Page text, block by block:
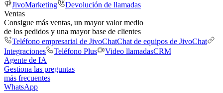
JivoMarketing
Devolución de llamadas
Ventas
Consigue más ventas, un mayor valor medio
de los pedidos y una mayor base de clientes
Teléfono empresarial de JivoChatChat de equipos de JivoChat
Integraciones
Teléfono Plus Video llamadasCRM
Agente de IA
Gestiona las preguntas
más frecuentes
WhatsApp